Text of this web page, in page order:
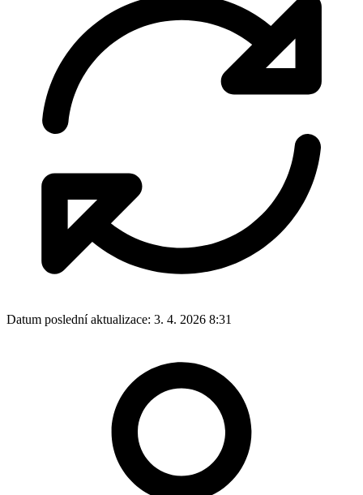
Datum poslední aktualizace: 3. 4. 2026 8:31